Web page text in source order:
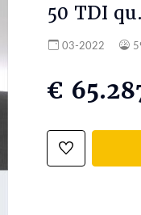
50 TDI
03-2022
€